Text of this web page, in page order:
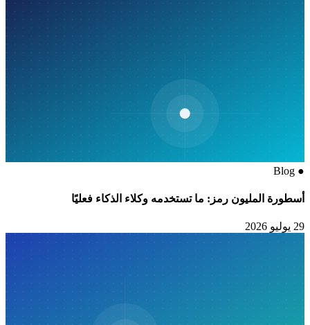
●
Blog
أسطورة المليون رمز: ما تستخدمه وكلاء الذكاء فعليًا
29 يوليو 2026